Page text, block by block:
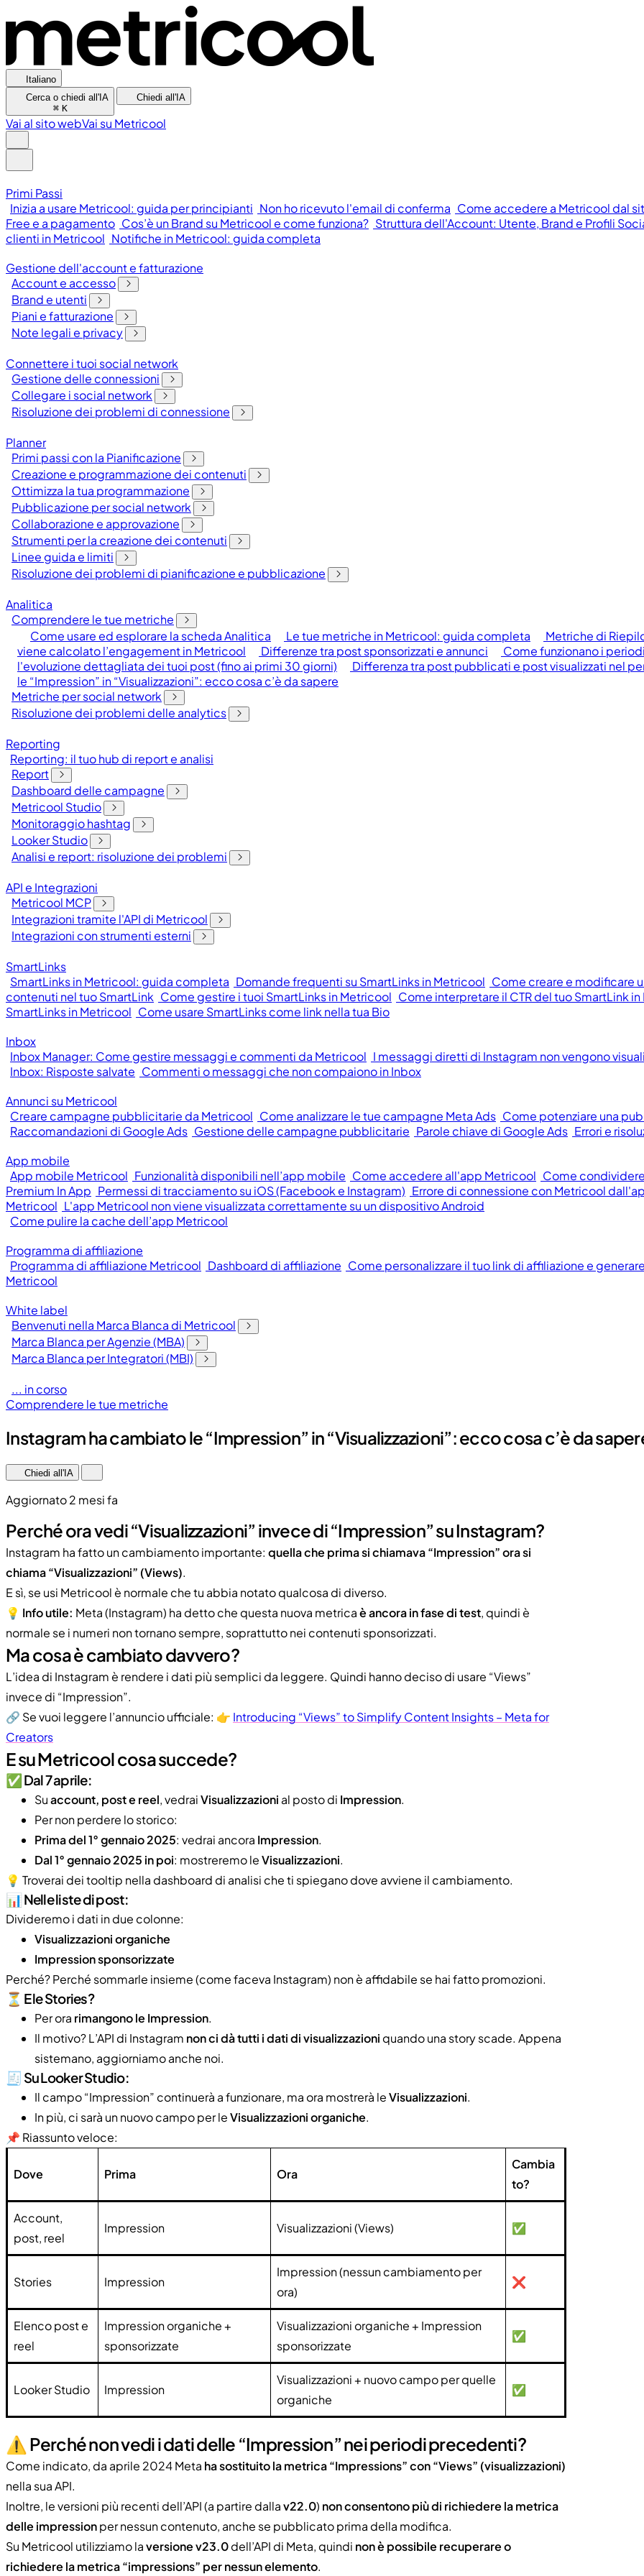
Italiano
Cerca o chiedi all'IA
⌘ K
Chiedi all'IA
Vai al sito webVai su Metricool
Primi Passi
Inizia a usare Metricool: guida per principianti Non ho ricevuto l'email di conferma Come accedere a Metricool dal
Free e a pagamento Cos’è un Brand su Metricool e come funziona? Struttura dell'Account: Utente, Brand e Profili
clienti in Metricool Notifiche in Metricool: guida completa
Gestione dell'account e fatturazione
Account e accesso
Brand e utenti
Piani e fatturazione
Note legali e privacy
Connettere i tuoi social network
Gestione delle connessioni
Collegare i social network
Risoluzione dei problemi di connessione
Planner
Primi passi con la Pianificazione
Creazione e programmazione dei contenuti
Ottimizza la tua programmazione
Pubblicazione per social network
Collaborazione e approvazione
Strumenti per la creazione dei contenuti
Linee guida e limiti
Risoluzione dei problemi di pianificazione e pubblicazione
Analitica
Comprendere le tue metriche
Come usare ed esplorare la scheda Analitica
Le tue metriche in Metricool: guida completa
Metriche di
viene calcolato l’engagement in Metricool
Differenze tra post sponsorizzati e annunci
Come funzionano i
l'evoluzione dettagliata dei tuoi post (fino ai primi 30 giorni)
Differenza tra post pubblicati e post visualizzati nel
le “Impression” in “Visualizzazioni”: ecco cosa c’è da sapere
Metriche per social network
Risoluzione dei problemi delle analytics
Reporting
Reporting: il tuo hub di report e analisi
Report
Dashboard delle campagne
Metricool Studio
Monitoraggio hashtag
Looker Studio
Analisi e report: risoluzione dei problemi
API e Integrazioni
Metricool MCP
Integrazioni tramite l'API di Metricool
Integrazioni con strumenti esterni
SmartLinks
SmartLinks in Metricool: guida completa Domande frequenti su SmartLinks in Metricool Come creare e modificare
contenuti nel tuo SmartLink Come gestire i tuoi SmartLinks in Metricool Come interpretare il CTR del tuo SmartLink
SmartLinks in Metricool Come usare SmartLinks come link nella tua Bio
Inbox
Inbox Manager: Come gestire messaggi e commenti da Metricool I messaggi diretti di Instagram non vengono
Inbox: Risposte salvate Commenti o messaggi che non compaiono in Inbox
Annunci su Metricool
Creare campagne pubblicitarie da Metricool Come analizzare le tue campagne Meta Ads Come potenziare una
Raccomandazioni di Google Ads Gestione delle campagne pubblicitarie Parole chiave di Google Ads Errori e
App mobile
App mobile Metricool Funzionalità disponibili nell’app mobile Come accedere all'app Metricool Come
Premium In App Permessi di tracciamento su iOS (Facebook e Instagram) Errore di connessione con Metricool
Metricool L'app Metricool non viene visualizzata correttamente su un dispositivo Android
Come pulire la cache dell’app Metricool
Programma di affiliazione
Programma di affiliazione Metricool Dashboard di affiliazione Come personalizzare il tuo link di affiliazione e
Metricool
White label
Benvenuti nella Marca Blanca di Metricool
Marca Blanca per Agenzie (MBA)
Marca Blanca per Integratori (MBI)
... in corso
Comprendere le tue metriche
Instagram ha cambiato le “Impression” in “Visualizzazioni”: ecco cosa c’è da
Chiedi all'IA
Aggiornato 2 mesi fa
Perché ora vedi “Visualizzazioni” invece di “Impression” su Instagram?
Instagram ha fatto un cambiamento importante: quella che prima si chiamava “Impression” ora si
chiama “Visualizzazioni” (Views).
E sì, se usi Metricool è normale che tu abbia notato qualcosa di diverso.
💡 Info utile: Meta (Instagram) ha detto che questa nuova metricaè ancora in fase di test, quindi è
normale se i numeri non tornano sempre, soprattutto nei contenuti sponsorizzati.
Ma cosa è cambiato davvero?
L’idea di Instagram è rendere i dati più semplici da leggere. Quindi hanno deciso di usare “Views”
invece di “Impression”.
🔗 Se vuoi leggere l’annuncio ufficiale: 👉 Introducing “Views” to Simplify Content Insights – Meta for
Creators
E su Metricool cosa succede?
✅ Dal 7 aprile:
Suaccount, post e reel, vedraiVisualizzazioni al posto di Impression.
Per non perdere lo storico:
Prima del 1° gennaio 2025: vedrai ancora Impression.
Dal 1° gennaio 2025 in poi: mostreremo leVisualizzazioni.
💡 Troverai dei tooltip nella dashboard di analisi che ti spiegano dove avviene il cambiamento.
📊 Nelle liste di post:
Divideremo i dati in due colonne:
Visualizzazioni organiche
Impression sponsorizzate
Perché? Perché sommarle insieme (come faceva Instagram) non è affidabile se hai fatto promozioni.
⏳ E le Stories?
Per ora rimangono le Impression.
Il motivo? L’API di Instagram non ci dà tutti i dati di visualizzazioni quando una story scade. Appena
sistemano, aggiorniamo anche noi.
🧾 Su Looker Studio:
Il campo “Impression” continuerà a funzionare, ma ora mostrerà leVisualizzazioni.
In più, ci sarà un nuovo campo per leVisualizzazioni organiche.
📌 Riassunto veloce:
Dove Prima Ora
Cambia
to?
Account,
post, reel
Impression Visualizzazioni (Views) ✅
Stories Impression
Impression (nessun cambiamento per
ora)
❌
Elenco post e
reel
Impression organiche +
sponsorizzate
Visualizzazioni organiche + Impression
sponsorizzate
✅
Looker Studio Impression
Visualizzazioni + nuovo campo per quelle
organiche
✅
⚠️ Perché non vedi i dati delle “Impression” nei periodi precedenti?
Come indicato, da aprile 2024 Meta ha sostituito la metrica “Impressions” con “Views” (visualizzazioni)
nella sua API.
Inoltre, le versioni più recenti dell’API (a partire dallav22.0) non consentono più di richiedere la metrica
delle impressionper nessun contenuto, anche se pubblicato prima della modifica.
Su Metricool utilizziamo laversione v23.0dell’API di Meta, quindi non è possibile recuperare o
richiedere la metrica “impressions” per nessun elemento.